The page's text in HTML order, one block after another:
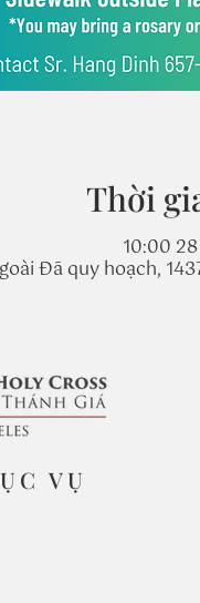
Thời
10:00
Đã quy hoạch,
VỤ